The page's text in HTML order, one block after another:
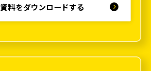
資料をダウンロードする